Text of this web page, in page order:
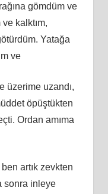
gömdüm ve
kalktım,
Yatağa
ve
üzerime uzandı,
öpüştükten
Ordan amıma
artık zevkten
sonra inleye